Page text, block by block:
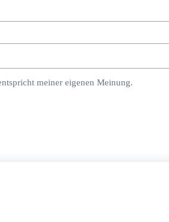
meiner eigenen Meinung.